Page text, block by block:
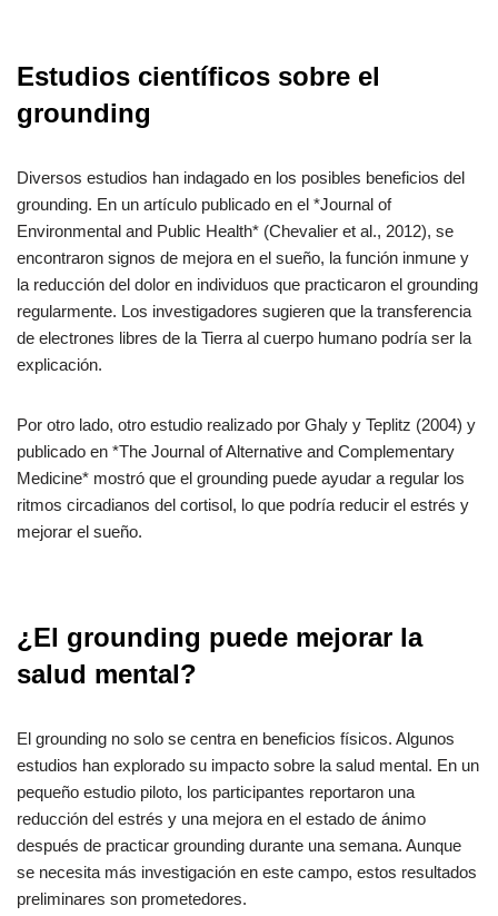
Estudios científicos sobre el
grounding
Diversos estudios han indagado en los posibles beneficios del
grounding. En un artículo publicado en el *Journal of
Environmental and Public Health* (Chevalier et al., 2012), se
encontraron signos de mejora en el sueño, la función inmune y
la reducción del dolor en individuos que practicaron el grounding
regularmente. Los investigadores sugieren que la transferencia
de electrones libres de la Tierra al cuerpo humano podría ser la
explicación.
Por otro lado, otro estudio realizado por Ghaly y Teplitz (2004) y
publicado en *The Journal of Alternative and Complementary
Medicine* mostró que el grounding puede ayudar a regular los
ritmos circadianos del cortisol, lo que podría reducir el estrés y
mejorar el sueño.
¿El grounding puede mejorar la
salud mental?
El grounding no solo se centra en beneficios físicos. Algunos
estudios han explorado su impacto sobre la salud mental. En un
pequeño estudio piloto, los participantes reportaron una
reducción del estrés y una mejora en el estado de ánimo
después de practicar grounding durante una semana. Aunque
se necesita más investigación en este campo, estos resultados
preliminares son prometedores.